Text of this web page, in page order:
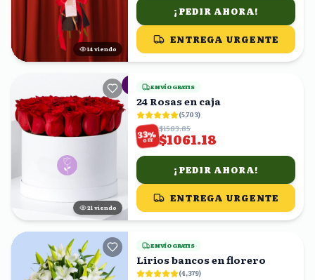
13 viendo
¡PEDIR AHORA!
ENTREGA URGENTE
22 viendo
ENVÍO GRATIS
24 Rosas en caja
(5,703)
33%
OFF
$1583.85
$1061.18
¡PEDIR AHORA!
ENTREGA URGENTE
ENVÍO GRATIS
Lirios bancos en florero
(4,379)